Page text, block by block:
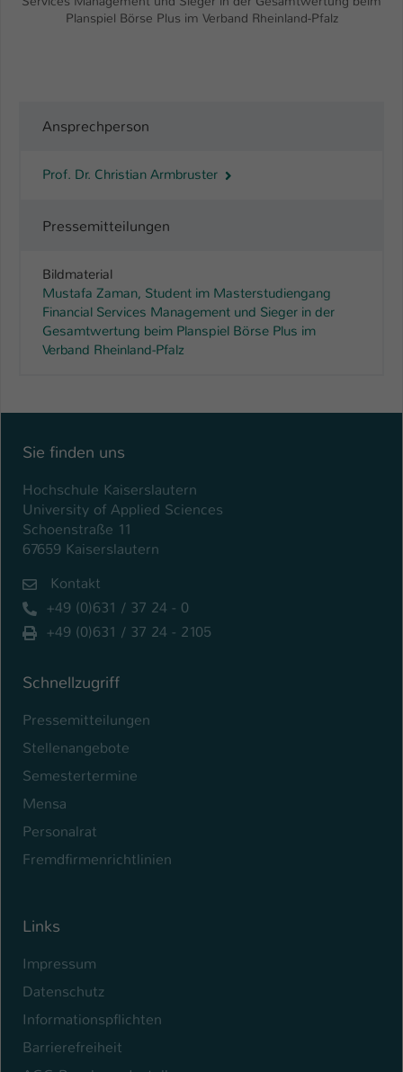
Planspiel Börse Plus im Verband Rheinland-Pfalz
Ansprechperson
Prof. Dr. Christian Armbruster
Pressemitteilungen
Bildmaterial
Mustafa Zaman, Student im Masterstudiengang
Financial Services Management und Sieger in der
Gesamtwertung beim Planspiel Börse Plus im
Verband Rheinland-Pfalz
Sie finden uns
Hochschule Kaiserslautern
University of Applied Sciences
Schoenstraße 11
67659 Kaiserslautern
Kontakt
+49 (0)631 / 37 24 - 0
+49 (0)631 / 37 24 - 2105
Schnellzugriff
Pressemitteilungen
Stellenangebote
Semestertermine
Mensa
Personalrat
Fremdfirmenrichtlinien
Links
Impressum
Datenschutz
Informationspflichten
Barrierefreiheit
Dieser Cookie teilt der Webseite mit, ob